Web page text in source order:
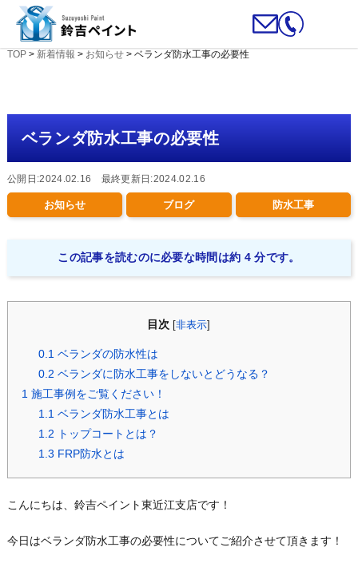
TOP> 新着情報 > お知らせ> ベランダ防水工事の必要性
ベランダ防水工事の必要性
公開日:2024.02.16 最終更新日:2024.02.16
お知らせ ブログ 防水工事
この記事を読むのに必要な時間は約 4 分です。
目次 [非表示
0.1 ベランダの防水性は
0.2 ベランダに防水工事をしないとどうなる？
1 施工事例をご覧ください！
1.1 ベランダ防水工事とは
1.2 トップコートとは？
1.3 FRP防水とは
こんにちは、鈴吉ペイント東近江支店です！
今日はベランダ防水工事の必要性についてご紹介させて頂きます！